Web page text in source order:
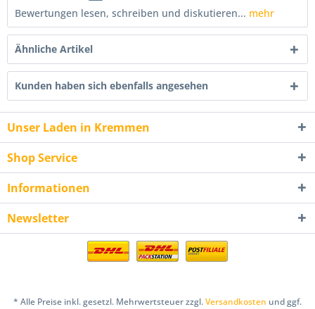
Bewertungen lesen, schreiben und diskutieren... mehr
Ähnliche Artikel
Kunden haben sich ebenfalls angesehen
Unser Laden in Kremmen
Shop Service
Informationen
Newsletter
* Alle Preise inkl. gesetzl. Mehrwertsteuer zzgl.Versandkosten und ggf.